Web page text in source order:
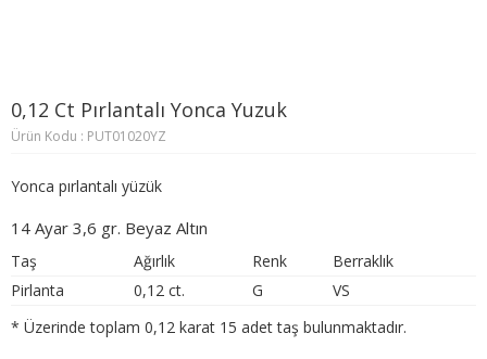
0,12 Ct Pırlantalı Yonca Yuzuk
Ürün Kodu : PUT01020YZ
Yonca pırlantalı yüzük
14 Ayar 3,6 gr. Beyaz Altın
Taş Ağırlık Renk
Berraklık
Pirlanta
0,12 ct. G
VS
* Üzerinde toplam 0,12 karat 15 adet taş bulunmaktadır.